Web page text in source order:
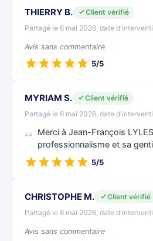
THIERRY B.
Client vérifié
Partagé le 6 mai 2026, date
Avis sans commentaire
5/5
MYRIAM S.
Client vérifié
Partagé le 6 mai 2026, date
Merci à Jean-François
professionnalisme et sa
5/5
CHRISTOPHE M.
Client vérifié
Partagé le 6 mai 2026, date
Avis sans commentaire